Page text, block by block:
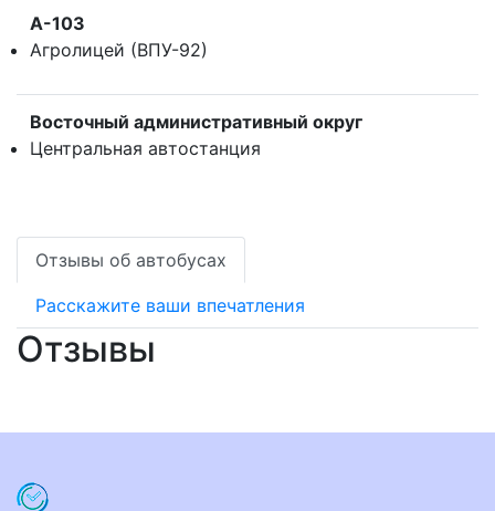
А-103
Агролицей (ВПУ-92)
Восточный административный округ
Центральная автостанция
Отзывы об автобусах
Расскажите ваши впечатления
Отзывы